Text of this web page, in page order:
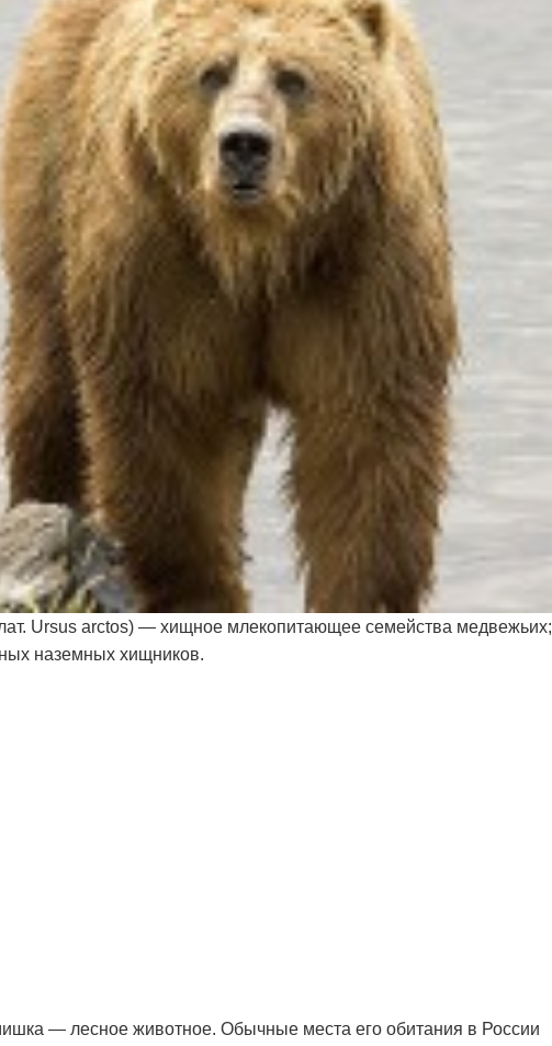
Ursus arctos) — хищное млекопитающее семейства медвежьих;
наземных хищников.
— лесное животное. Обычные места его обитания в России